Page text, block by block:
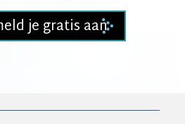
je gratis aan